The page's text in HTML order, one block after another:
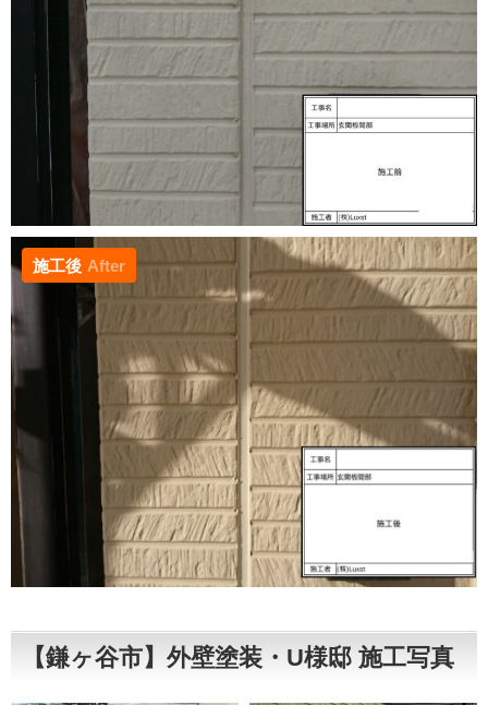
施工後 After
【鎌ヶ谷市】外壁塗装・U様邸 施工写真